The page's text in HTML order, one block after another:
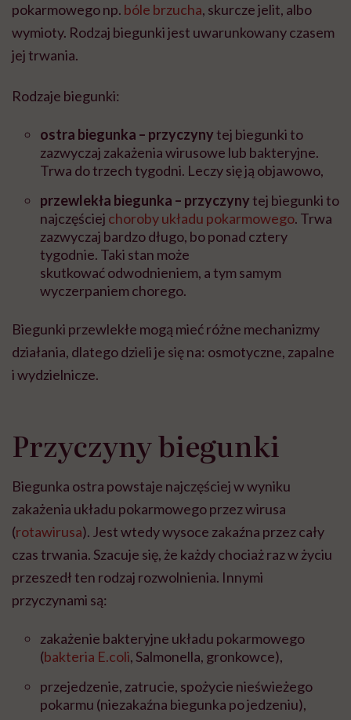
pokarmowego np. bóle brzucha, skurcze jelit, albo
wymioty. Rodzaj biegunki jest uwarunkowany czasem
jej trwania.
Rodzaje biegunki:
ostra biegunka – przyczynytej biegunki to
zazwyczaj zakażenia wirusowe lub bakteryjne.
Trwa do trzech tygodni. Leczy się ją objawowo,
przewlekła biegunka – przyczynytej biegunki to
najczęściej choroby układu pokarmowego. Trwa
zazwyczaj bardzo długo, bo ponad cztery
tygodnie. Taki stan może
skutkować odwodnieniem, a tym samym
wyczerpaniem chorego.
Biegunki przewlekłe mogą mieć różne mechanizmy
działania, dlatego dzieli je się na: osmotyczne, zapalne
i wydzielnicze.
Przyczyny biegunki
Biegunka ostra powstaje najczęściej w wyniku
zakażenia układu pokarmowego przez wirusa
(rotawirusa). Jest wtedy wysoce zakaźna przez cały
czas trwania. Szacuje się, że każdy chociaż raz w życiu
przeszedł ten rodzaj rozwolnienia. Innymi
przyczynami są:
zakażenie bakteryjne układu pokarmowego
(bakteria E.coli, Salmonella, gronkowce),
przejedzenie, zatrucie, spożycie nieświeżego
pokarmu (niezakaźna biegunka po jedzeniu),